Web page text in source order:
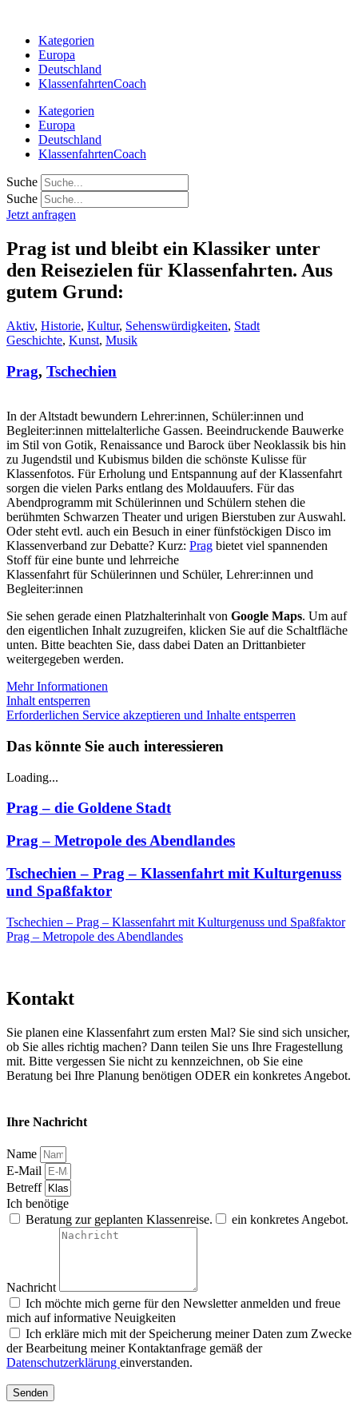
springenKategorien
Europa
Deutschland
KlassenfahrtenCoach
Kategorien
Europa
Deutschland
KlassenfahrtenCoach
Suche
Suche
Jetzt anfragen
Prag ist und bleibt ein Klassiker unter
den Reisezielen für Klassenfahrten. Aus
gutem Grund:
Aktiv, Historie, Kultur, Sehenswürdigkeiten, Stadt
Geschichte, Kunst, Musik
Prag, Tschechien
In der Altstadt bewundern Lehrer:innen, Schüler:innen und
Begleiter:innen mittelalterliche Gassen. Beeindruckende Bauwerke
im Stil von Gotik, Renaissance und Barock über Neoklassik bis hin
zu Jugendstil und Kubismus bilden die schönste Kulisse für
Klassenfotos. Für Erholung und Entspannung auf der Klassenfahrt
sorgen die vielen Parks entlang des Moldauufers. Für das
Abendprogramm mit Schülerinnen und Schülern stehen die
berühmten Schwarzen Theater und urigen Bierstuben zur Auswahl.
Oder steht evtl. auch ein Besuch in einer fünfstöckigen Disco im
Klassenverband zur Debatte? Kurz: Prag bietet viel spannenden
Stoff für eine bunte und lehrreiche
Klassenfahrt für Schülerinnen und Schüler, Lehrer:innen und
Begleiter:innen
Sie sehen gerade einen Platzhalterinhalt von Google Maps. Um auf
den eigentlichen Inhalt zuzugreifen, klicken Sie auf die Schaltfläche
unten. Bitte beachten Sie, dass dabei Daten an Drittanbieter
weitergegeben werden.
Mehr Informationen
Inhalt entsperren
Erforderlichen Service akzeptieren und Inhalte entsperren
Das könnte Sie auch interessieren
Loading...
Prag – die Goldene Stadt
Prag – Metropole des Abendlandes
Tschechien – Prag – Klassenfahrt mit Kulturgenuss
und Spaßfaktor
Tschechien – Prag – Klassenfahrt mit Kulturgenuss und Spaßfaktor
Prag – Metropole des Abendlandes
Kontakt
Sie planen eine Klassenfahrt zum ersten Mal? Sie sind sich unsicher,
ob Sie alles richtig machen? Dann teilen Sie uns Ihre Fragestellung
mit. Bitte vergessen Sie nicht zu kennzeichnen, ob Sie eine
Beratung bei Ihre Planung benötigen ODER ein konkretes Angebot.
Ihre Nachricht
Name
E-Mail
Betreff
Ich benötige
Beratung zur geplanten Klassenreise.
ein konkretes Angebot.
Nachricht
Ich möchte mich gerne für den Newsletter anmelden und freue
mich auf informative Neuigkeiten
Ich erkläre mich mit der Speicherung meiner Daten zum Zwecke
der Bearbeitung meiner Kontaktanfrage gemäß der
Datenschutzerklärung einverstanden.
Senden